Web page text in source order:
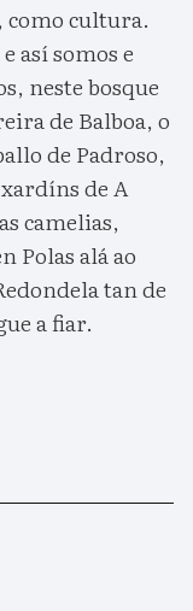
como cultura.
así somos e
neste bosque
de Balboa, o
de Padroso,
de A
camelias,
Polas alá ao
tan de
a fiar.